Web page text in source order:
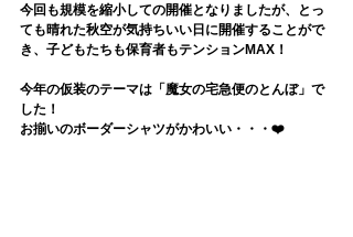
今回も規模を縮小しての開催となりましたが、とっ
ても晴れた秋空が気持ちいい日に開催することがで
き、子どもたちも保育者もテンションMAX！
今年の仮装のテーマは「魔女の宅急便のとんぼ」で
した！
お揃いのボーダーシャツがかわいい・・・❤️